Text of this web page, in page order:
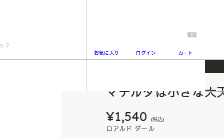
お気に入り ログイン
0
カート
マチルダは小さな大
¥1,540 (税込)
ロアルド ダール